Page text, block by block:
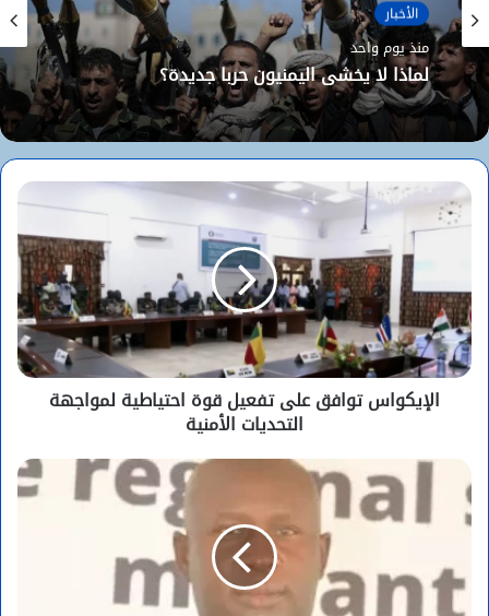
الأخبار
منذ يوم واحد
لماذا لا يخشى اليمنيون حربا جديدة؟
الإيكواس توافق على تفعيل قوة احتياطية لمواجهة
التحديات الأمنية